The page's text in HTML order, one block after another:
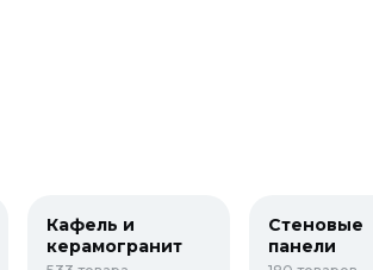
Кафель и
керамогранит
Стеновые
панели